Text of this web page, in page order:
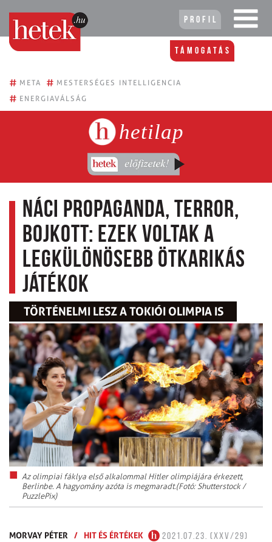
Profil
Támogatás
# META # MESTERSÉGES INTELLIGENCIA
# ENERGIAVÁLSÁG
hetilap
Náci propaganda, terror,
bojkott: ezek voltak a
legkülönösebb ötkarikás
játékok
TÖRTÉNELMI LESZ A TOKIÓI OLIMPIA IS
Az olimpiai fáklya első alkalommal Hitler olimpiájára érkezett,
Berlinbe. A hagyomány azóta is megmaradt.(Fotó: Shutterstock /
PuzzlePix)
MORVAY PÉTER / HIT ÉS ÉRTÉKEK
2021.07.23. (XXV/29)